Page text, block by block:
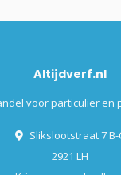
Altijdverf.nl
voor particulier en
Slikslootstraat 7 B-
2921 LH